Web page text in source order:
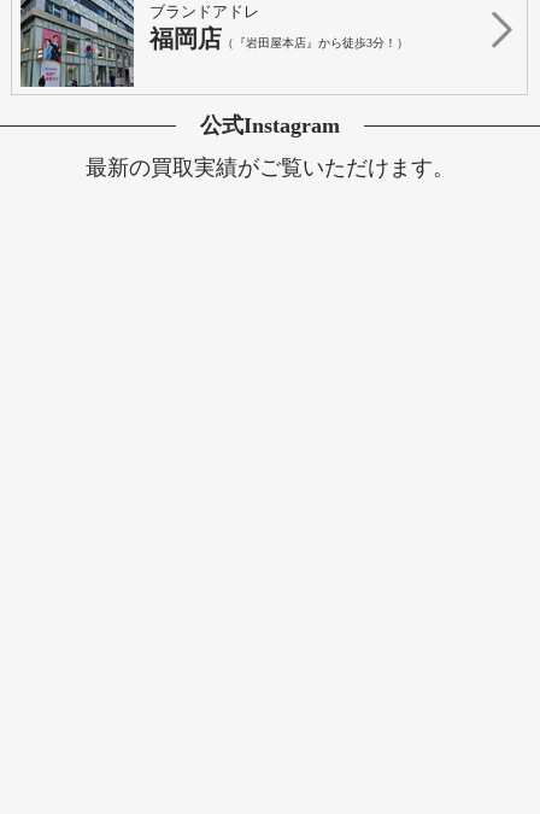
ブランドアドレ
福岡店 （『岩田屋本店』から徒歩3分！）
公式Instagram
最新の買取実績がご覧いただけます。